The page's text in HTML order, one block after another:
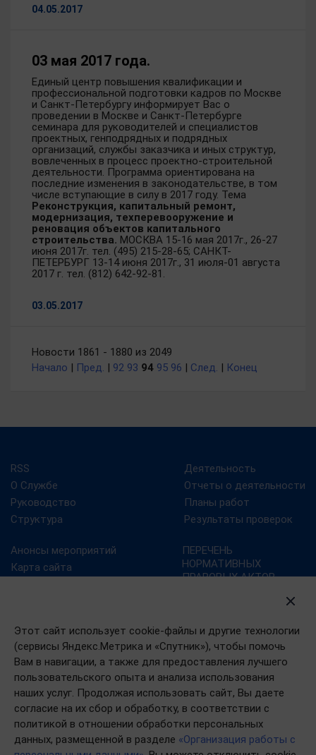
Этот сайт использует cookie-файлы и другие технологии
(сервисы Яндекс.Метрика и «Спутник»), чтобы помочь
Вам в навигации, а также для предоставления лучшего
пользовательского опыта и анализа использования
наших услуг. Продолжая использовать сайт, Вы даете
согласие на их сбор и обработку, в соответствии с
политикой в отношении обработки персональных
данных, размещенной в разделе «Организация работы с
04.05.2017
03 мая 2017 года.
Единый центр повышения квалификации и
профессиональной подготовки кадров по Москве
и Санкт-Петербургу информирует Вас о
проведении в Москве и Санкт-Петербурге
семинара для руководителей и специалистов
проектных, генподрядных и подрядных
организаций, службы заказчика и иных структур,
вовлеченных в процесс проектно-строительной
деятельности. Программа ориентирована на
последние изменения в законодательстве, в том
числе вступающие в силу в 2017 году. Тема
Реконструкция, капитальный ремонт,
модернизация, техперевооружение и
реновация объектов капитального
строительства. МОСКВА 15-16 мая 2017г., 26-27
июня 2017г. тел. (495) 215-28-65; САНКТ-
ПЕТЕРБУРГ 13-14 июня 2017г., 31 июля-01 августа
2017 г. тел. (812) 642-92-81.
03.05.2017
Новости 1861 - 1880 из 2049
Начало | Пред. | 92 93 94 95 96 | След. | Конец
RSS
О Службе
Руководство
Структура
Деятельность
Отчеты о деятельности
Планы работ
Результаты проверок
Анонсы мероприятий
Карта сайта
ПЕРЕЧЕНЬ
НОРМАТИВНЫХ
ПРАВОВЫХ АКТОВ,
Портал госуслуг
План преодоления
последствий эпидемии
коронавируса в РФ